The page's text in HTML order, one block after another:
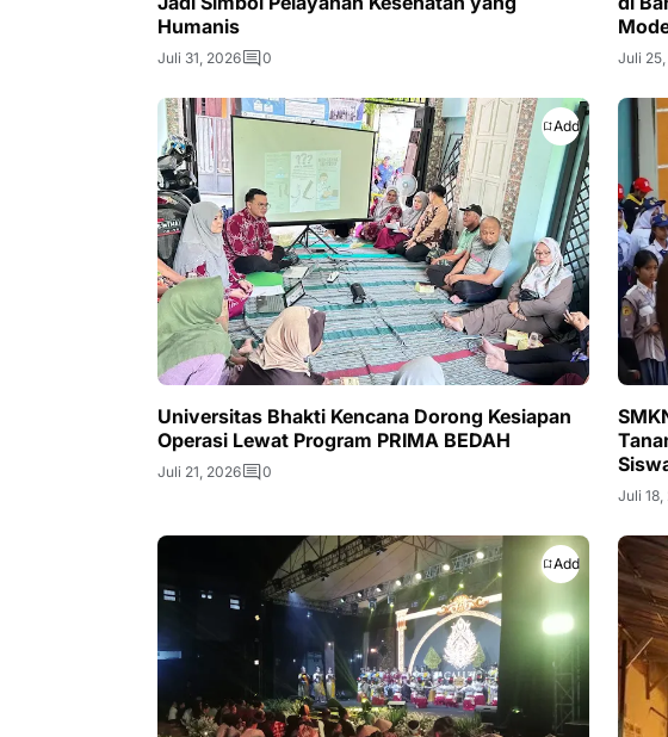
Humanis
Juli 31, 2026 0 Juli
Add
Universitas Bhakti Kencana Dorong Kesiapan
Operasi Lewat Program PRIMA BEDAH
Juli 21, 2026 0
Juli 18,
Add